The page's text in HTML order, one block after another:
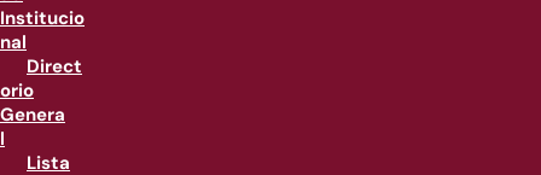
Institucio
nal
Direct
orio
Genera
l
Lista